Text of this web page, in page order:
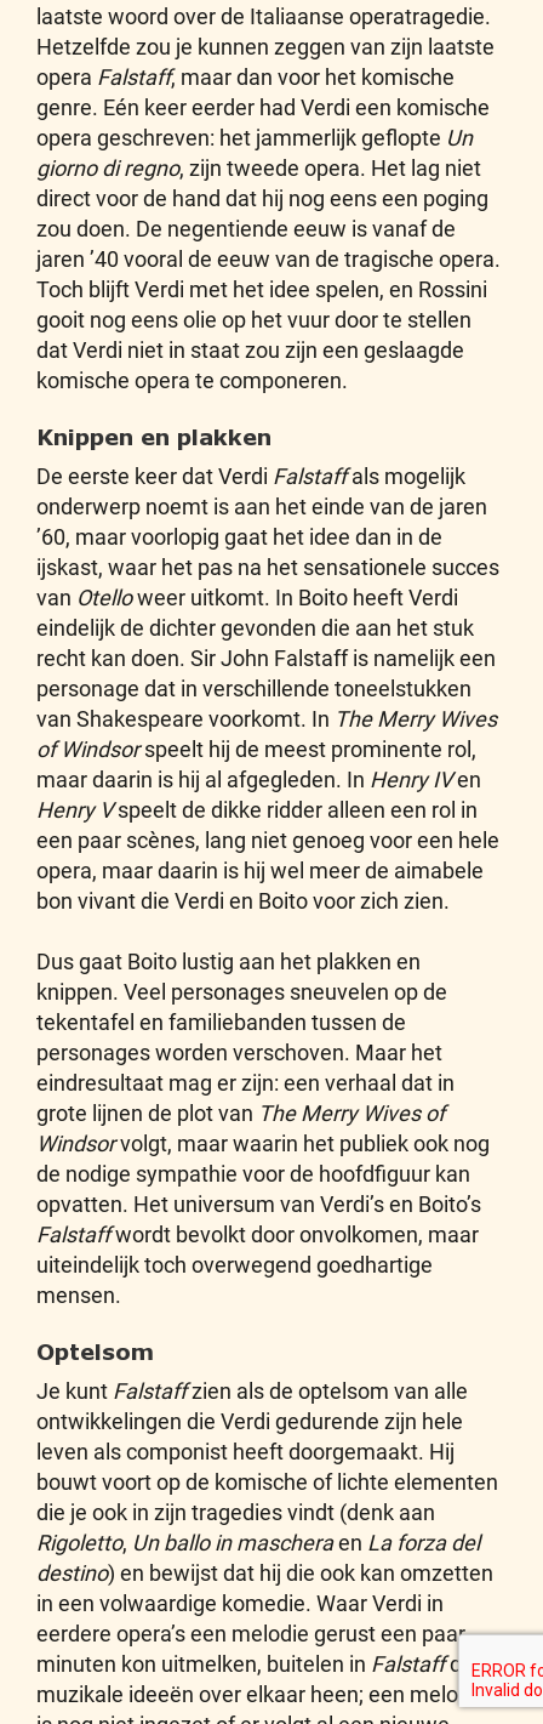
laatste woord over de Italiaanse operatragedie.
Hetzelfde zou je kunnen zeggen van zijn laatste
opera Falstaff, maar dan voor het komische
genre. Eén keer eerder had Verdi een komische
opera geschreven: het jammerlijk geflopte Un
giorno di regno, zijn tweede opera. Het lag niet
direct voor de hand dat hij nog eens een poging
zou doen. De negentiende eeuw is vanaf de
jaren ’40 vooral de eeuw van de tragische opera.
Toch blijft Verdi met het idee spelen, en Rossini
gooit nog eens olie op het vuur door te stellen
dat Verdi niet in staat zou zijn een geslaagde
komische opera te componeren.
Knippen en plakken
De eerste keer dat Verdi Falstaffals mogelijk
onderwerp noemt is aan het einde van de jaren
’60, maar voorlopig gaat het idee dan in de
ijskast, waar het pas na het sensationele succes
van Otelloweer uitkomt. In Boito heeft Verdi
eindelijk de dichter gevonden die aan het stuk
recht kan doen. Sir John Falstaff is namelijk een
personage dat in verschillende toneelstukken
van Shakespeare voorkomt. In The Merry Wives
of Windsorspeelt hij de meest prominente rol,
maar daarin is hij al afgegleden. In Henry IVen
Henry Vspeelt de dikke ridder alleen een rol in
een paar scènes, lang niet genoeg voor een hele
opera, maar daarin is hij wel meer de aimabele
bon vivant die Verdi en Boito voor zich zien.
Dus gaat Boito lustig aan het plakken en
knippen. Veel personages sneuvelen op de
tekentafel en familiebanden tussen de
personages worden verschoven. Maar het
eindresultaat mag er zijn: een verhaal dat in
grote lijnen de plot van The Merry Wives of
Windsorvolgt, maar waarin het publiek ook nog
de nodige sympathie voor de hoofdfiguur kan
opvatten. Het universum van Verdi’s en Boito’s
Falstaffwordt bevolkt door onvolkomen, maar
uiteindelijk toch overwegend goedhartige
mensen.
Optelsom
Je kunt Falstaffzien als de optelsom van alle
ontwikkelingen die Verdi gedurende zijn hele
leven als componist heeft doorgemaakt. Hij
bouwt voort op de komische of lichte elementen
die je ook in zijn tragedies vindt (denk aan
Rigoletto, Un ballo in mascheraen La forza del
destino) en bewijst dat hij die ook kan omzetten
in een volwaardige komedie. Waar Verdi in
eerdere opera’s een melodie gerust een paar
minuten kon uitmelken, buitelen in Falstaffde
muzikale ideeën over elkaar heen; een melodie